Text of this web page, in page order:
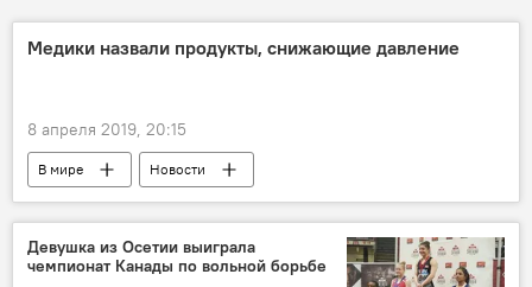
Медики назвали продукты, снижающие давление
8 апреля 2019, 20:15
В мире Новости
Девушка из Осетии выиграла
чемпионат Канады по вольной борьбе